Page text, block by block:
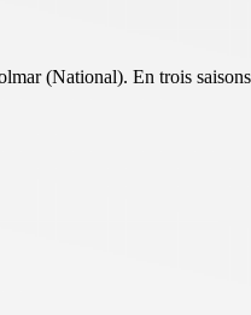
(National). En trois